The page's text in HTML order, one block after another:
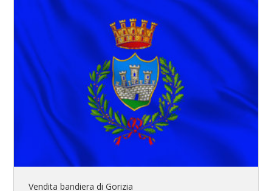
Vendita bandiera di Gorizia